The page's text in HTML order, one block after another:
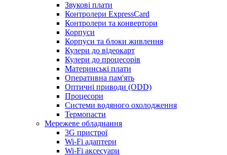
Звукові плати
Контролери ExpressCard
Контролери та конвертори
Корпуси
Корпуси та блоки живлення
Кулери до відеокарт
Кулери до процесорів
Материнські плати
Оперативна пам'ять
Оптичні приводи (ODD)
Процесори
Системи водяного охолодження
Термопасти
Мережеве обладнання
3G пристрої
Wi-Fi адаптери
Wi-Fi аксесуари